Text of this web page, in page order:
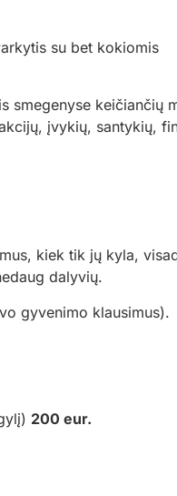
su bet kokiomis
smegenyse keičiančių
įvykių, santykių,
kiek tik jų kyla,
dalyvių.
gyvenimo klausimus).
200 eur.